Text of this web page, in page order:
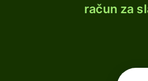
račun za